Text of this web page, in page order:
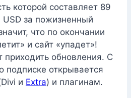
которой составляет 89
за пожизненный
что по окончании
и сайт «упадет»!
приходить обновления. С
подписке открывается
и Extra) и плагинам.